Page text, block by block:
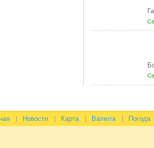
Новости Карта Валюта Погода